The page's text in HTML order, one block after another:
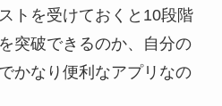
トを受けておくと10段階
突破できるのか、自分の
かなり便利なアプリなの